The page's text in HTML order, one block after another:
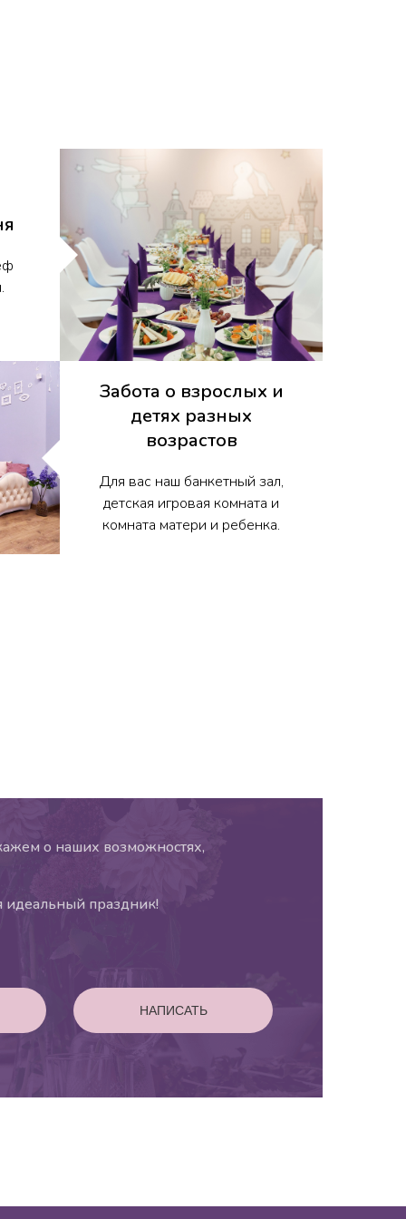
Забота о взрослых и
детях разных
возрастов
Для вас наш банкетный зал,
детская игровая комната и
комната матери и ребенка.
о наших возможностях,
НАПИСАТЬ
идеальный праздник!